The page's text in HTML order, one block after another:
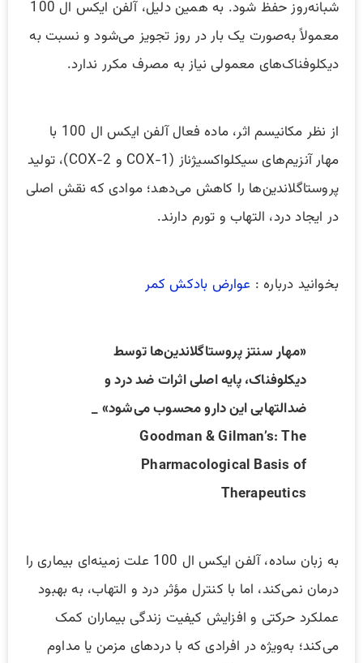
شبانه‌روز حفظ شود. به همین دلیل، آلفن ایکس ال 100
معمولاً به‌صورت یک بار در روز تجویز می‌شود و نسبت به
دیکلوفناک‌های معمولی نیاز به مصرف مکرر ندارد.
از نظر مکانیسم اثر، ماده فعال آلفن ایکس ال 100 با
مهار آنزیم‌های سیکلواکسیژناز (COX-1 و COX-2)، تولید
پروستاگلاندین‌ها را کاهش می‌دهد؛ موادی که نقش اصلی
در ایجاد درد، التهاب و تورم دارند.
بخوانید درباره : عوارض بادکش کمر
«مهار سنتز پروستاگلاندین‌ها توسط
دیکلوفناک، پایه اصلی اثرات ضد درد و
ضدالتهابی این دارو محسوب می‌شود» _
Goodman & Gilman’s: The
Pharmacological Basis of
Therapeutics
به زبان ساده، آلفن ایکس ال 100 علت زمینه‌ای بیماری را
درمان نمی‌کند، اما با کنترل مؤثر درد و التهاب، به بهبود
عملکرد حرکتی و افزایش کیفیت زندگی بیماران کمک
می‌کند؛ به‌ویژه در افرادی که با دردهای مزمن یا مداوم